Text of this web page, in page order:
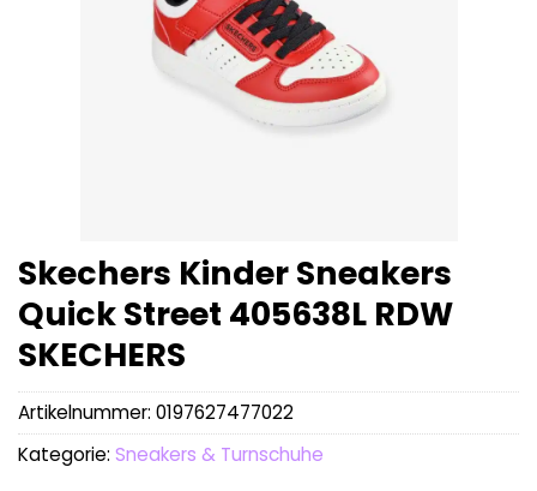
Skechers Kinder Sneakers
Quick Street 405638L RDW
SKECHERS
Artikelnummer: 0197627477022
Kategorie: Sneakers & Turnschuhe